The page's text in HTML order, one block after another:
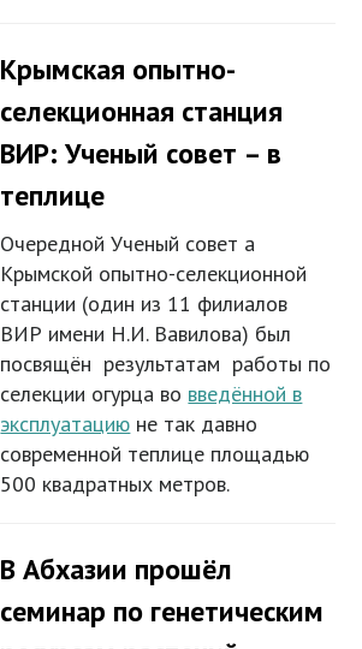
Крымская опытно-
селекционная станция
ВИР: Ученый совет – в
теплице
Очередной Ученый совет а
Крымской опытно-селекционной
станции (один из 11 филиалов
ВИР имени Н.И. Вавилова) был
посвящён результатам работы по
селекции огурца во введённой в
эксплуатацию не так давно
современной теплице площадью
500 квадратных метров.
В Абхазии прошёл
семинар по генетическим